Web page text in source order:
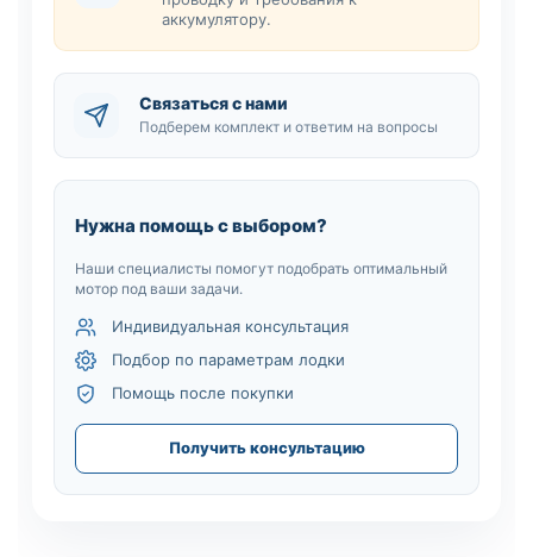
аккумулятору.
Связаться с нами
Подберем комплект и ответим на вопросы
Нужна помощь с выбором?
Наши специалисты помогут подобрать оптимальный
мотор под ваши задачи.
Индивидуальная консультация
Подбор по параметрам лодки
Помощь после покупки
Получить консультацию